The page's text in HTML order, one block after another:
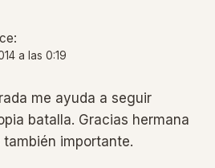
a las 0:19
me ayuda a seguir
batalla. Gracias hermana
importante.